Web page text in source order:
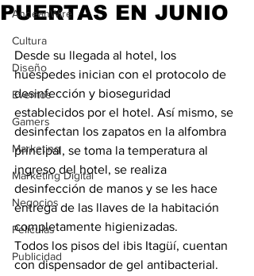
AndeanWire
Cultura
Diseño
Eventos
Gamers
Marketing
Marketing Digital
Negocios
Películas
Publicidad
PUERTAS EN JUNIO
Desde su llegada al hotel, los
huéspedes inician con el protocolo de
desinfección y bioseguridad
establecidos por el hotel. Así mismo, se
desinfectan los zapatos en la alfombra
principal, se toma la temperatura al
ingreso del hotel, se realiza
desinfección de manos y se les hace
entrega de las llaves de la habitación
completamente higienizadas.
Todos los pisos del ibis Itagüí, cuentan
con dispensador de gel antibacterial.